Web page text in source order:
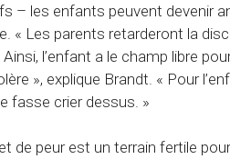
– les enfants peuvent devenir
« Les parents retarderont la
l’enfant a le champ libre
», explique Brandt. « Pour
fasse crier dessus. »
peur est un terrain fertile pour